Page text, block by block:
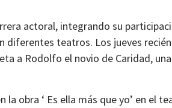
actoral, integrando su
diferentes teatros. Los jueves
a Rodolfo el novio de Caridad,
obra ‘ Es ella más que yo’ en el